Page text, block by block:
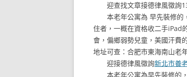
迎查找文章接德律風徵詢
本老年公寓為 早先裝修的
住者，一概在資格收二手iPad
會，偏鄉弱勢兒童，美國汗費
地址可查：合肥市東海南山老
迎接德律風徵詢新北市養
本老年公寓為早先裝修的，